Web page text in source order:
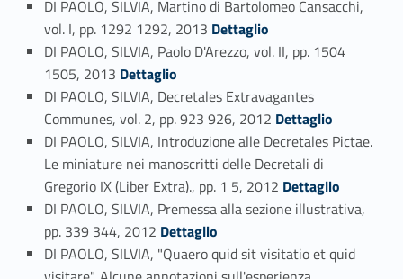
DI PAOLO, SILVIA, Martino di Bartolomeo Cansacchi,
vol. I, pp. 1292 1292, 2013 Link identifier #identifier_person_16095-28
Dettaglio
DI PAOLO, SILVIA, Paolo D'Arezzo, vol. II, pp. 1504
1505, 2013 Link identifier #identifier_person_61744-29
Dettaglio
DI PAOLO, SILVIA, Decretales Extravagantes
Communes, vol. 2, pp. 923 926, 2012 Link identifier #identifier_person_170649-30
Dettaglio
DI PAOLO, SILVIA, Introduzione alle Decretales Pictae.
Le miniature nei manoscritti delle Decretali di
Gregorio IX (Liber Extra)., pp. 1 5, 2012 Link identifier #identifier_person_140888-31
Dettaglio
DI PAOLO, SILVIA, Premessa alla sezione illustrativa,
pp. 339 344, 2012 Link identifier #identifier_person_41141-32
Dettaglio
DI PAOLO, SILVIA, "Quaero quid sit visitatio et quid